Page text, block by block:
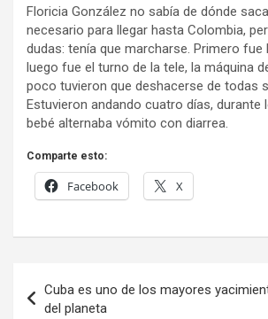
Floricia González no sabía de dónde
necesario para llegar hasta Colombia,
dudas: tenía que marcharse. Primero fue
luego fue el turno de la tele, la máquina
poco tuvieron que deshacerse de todas
Estuvieron andando cuatro días, durante
bebé alternaba vómito con diarrea.
Comparte esto:
Facebook X
de
Cuba es uno de los mayores
del planeta